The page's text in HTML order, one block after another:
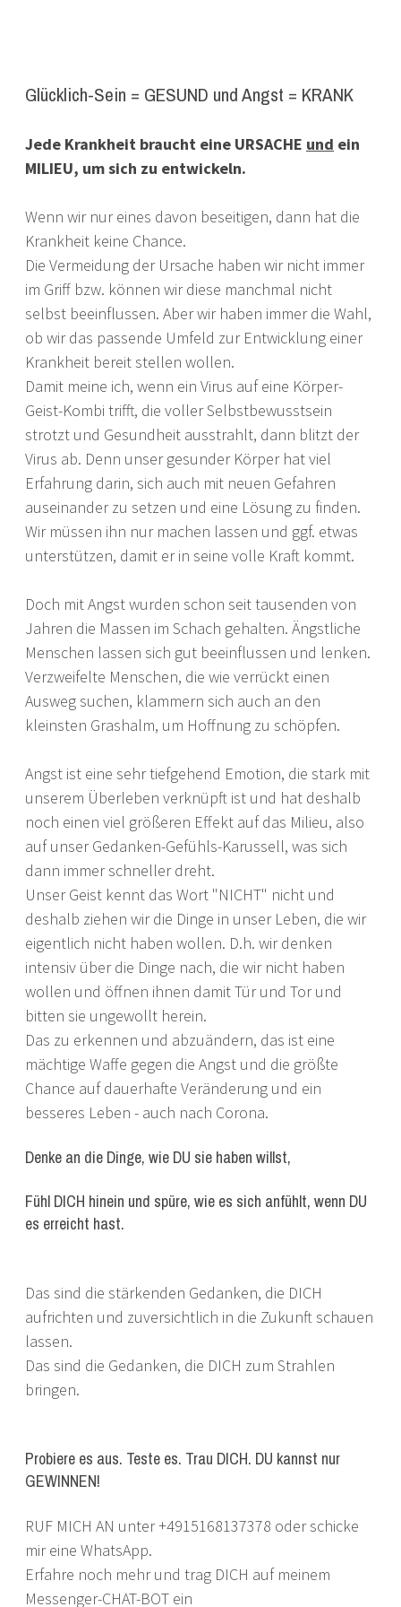
Glücklich-Sein = GESUND und Angst = KRANK
Jede Krankheit braucht eine URSACHE und ein
MILIEU, um sich zu entwickeln.
Wenn wir nur eines davon beseitigen, dann hat die
Krankheit keine Chance.
Die Vermeidung der Ursache haben wir nicht immer
im Griff bzw. können wir diese manchmal nicht
selbst beeinflussen. Aber wir haben immer die Wahl,
ob wir das passende Umfeld zur Entwicklung einer
Krankheit bereit stellen wollen.
Damit meine ich, wenn ein Virus auf eine Körper-
Geist-Kombi trifft, die voller Selbstbewusstsein
strotzt und Gesundheit ausstrahlt, dann blitzt der
Virus ab. Denn unser gesunder Körper hat viel
Erfahrung darin, sich auch mit neuen Gefahren
auseinander zu setzen und eine Lösung zu finden.
Wir müssen ihn nur machen lassen und ggf. etwas
unterstützen, damit er in seine volle Kraft kommt.
Doch mit Angst wurden schon seit tausenden von
Jahren die Massen im Schach gehalten. Ängstliche
Menschen lassen sich gut beeinflussen und lenken.
Verzweifelte Menschen, die wie verrückt einen
Ausweg suchen, klammern sich auch an den
kleinsten Grashalm, um Hoffnung zu schöpfen.
Angst ist eine sehr tiefgehend Emotion, die stark mit
unserem Überleben verknüpft ist und hat deshalb
noch einen viel größeren Effekt auf das Milieu, also
auf unser Gedanken-Gefühls-Karussell, was sich
dann immer schneller dreht.
Unser Geist kennt das Wort "NICHT" nicht und
deshalb ziehen wir die Dinge in unser Leben, die wir
eigentlich nicht haben wollen. D.h. wir denken
intensiv über die Dinge nach, die wir nicht haben
wollen und öffnen ihnen damit Tür und Tor und
bitten sie ungewollt herein.
Das zu erkennen und abzuändern, das ist eine
mächtige Waffe gegen die Angst und die größte
Chance auf dauerhafte Veränderung und ein
besseres Leben - auch nach Corona.
Denke an die Dinge, wie DU sie haben willst,
Fühl DICH hinein und spüre, wie es sich anfühlt, wenn DU
es erreicht hast.
Das sind die stärkenden Gedanken, die DICH
aufrichten und zuversichtlich in die Zukunft schauen
lassen.
Das sind die Gedanken, die DICH zum Strahlen
bringen.
Probiere es aus. Teste es. Trau DICH. DU kannst nur
GEWINNEN!
RUF MICH AN unter +4915168137378 oder schicke
mir eine WhatsApp.
Erfahre noch mehr und trag DICH auf meinem
Messenger-CHAT-BOT ein